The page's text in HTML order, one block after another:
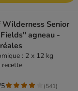
Senior
agneau -
: 2 x 12 kg
(541)